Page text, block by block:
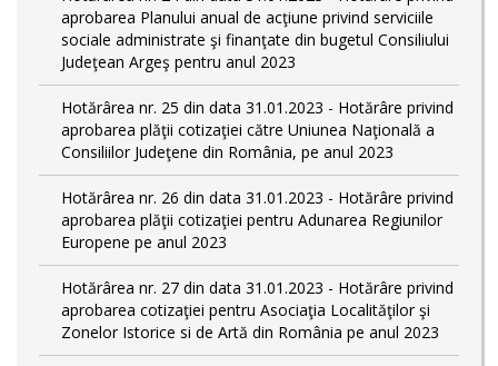
aprobarea Planului anual de acţiune privind serviciile
sociale administrate şi finanţate din bugetul Consiliului
Judeţean Argeş pentru anul 2023
Hotărârea nr. 25 din data 31.01.2023 - Hotărâre privind
aprobarea plăţii cotizaţiei către Uniunea Naţională a
Consiliilor Judeţene din România, pe anul 2023
Hotărârea nr. 26 din data 31.01.2023 - Hotărâre privind
aprobarea plăţii cotizaţiei pentru Adunarea Regiunilor
Europene pe anul 2023
Hotărârea nr. 27 din data 31.01.2023 - Hotărâre privind
aprobarea cotizaţiei pentru Asociaţia Localităţilor şi
Zonelor Istorice si de Artă din România pe anul 2023